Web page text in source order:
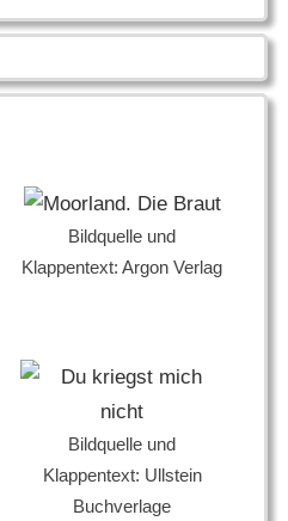
Bildquelle und
Klappentext: Argon Verlag
Bildquelle und
Klappentext: Ullstein
Buchverlage